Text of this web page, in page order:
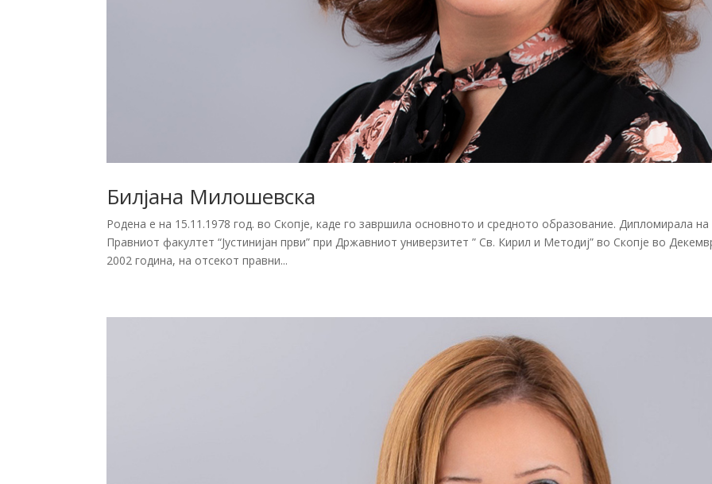
Билјана Милошевска
Родена е на 15.11.1978 год. во Скопје, каде го завршила основното и средното образование. Дипломирала на
Правниот факултет “Јустинијан први” при Државниот универзитет ” Св. Кирил и Методиј” во Скопје во
2002 година, на отсекот правни...